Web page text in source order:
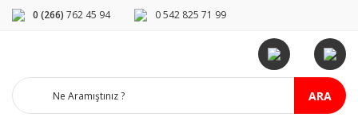
0 (266) 762 45 94 0 542 825 71 99
ARA